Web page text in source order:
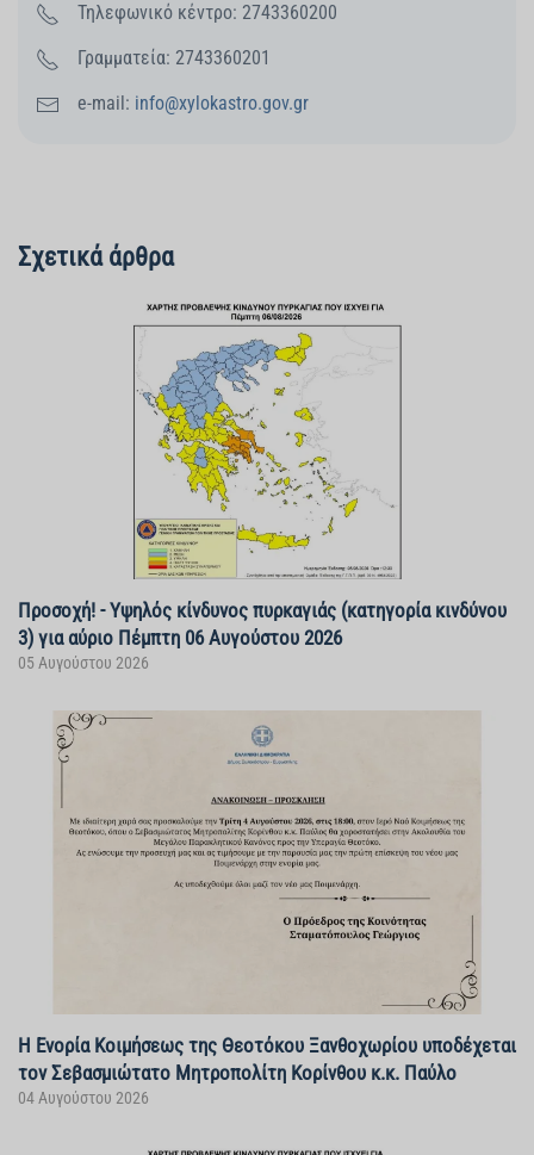
Τηλεφωνικό κέντρο: 2743360200
Γραμματεία: 2743360201
e-mail: info@xylokastro.gov.gr
Σχετικά άρθρα
Προσοχή! - Υψηλός κίνδυνος πυρκαγιάς (κατηγορία κινδύνου
3) για αύριο Πέμπτη 06 Αυγούστου 2026
05 Αυγούστου 2026
Η Ενορία Κοιμήσεως της Θεοτόκου Ξανθοχωρίου υποδέχεται
τον Σεβασμιώτατο Μητροπολίτη Κορίνθου κ.κ. Παύλο
04 Αυγούστου 2026